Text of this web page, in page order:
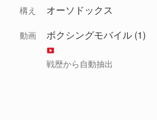
構え オーソドックス
動画 ボクシングモバイル (1)
戦歴から自動抽出